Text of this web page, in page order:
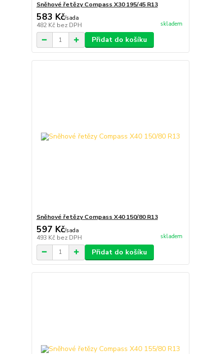
Sněhové řetězy Compass X30 195/45 R13
583 Kč/sada
482 Kč bez DPH skladem
Přidat do košíku
Sněhové řetězy Compass X40 150/80 R13
597 Kč/sada
493 Kč bez DPH skladem
Přidat do košíku